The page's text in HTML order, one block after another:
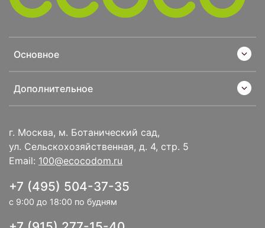
г. Москва, м. Ботанический сад,
ул. Сельскохозяйственная, д. 4, стр. 5
Email: 100@ecocodom.ru
+7 (495) 504-37-35
с 9:00 до 18:00 по будням
Основное
Дополнительное